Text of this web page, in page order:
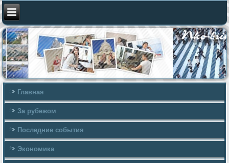
Главная
За рубежом
Последние события
Экономика